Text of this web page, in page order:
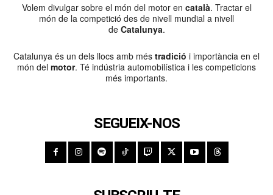
Volem divulgar sobre el món del motor en català. Tractar el
món de la competició des de nivell mundial a nivell
de Catalunya.
Catalunya és un dels llocs amb més tradició i importància en el
món del motor. Té indústria automobilística i les competicions
més importants.
SEGUEIX-NOS